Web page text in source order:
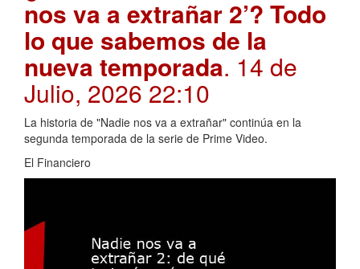
nos va a extrañar 2’? Todo
lo que sabemos de la
nueva temporada. 14 de
Julio, 2026 22:10
La historia de "Nadie nos va a extrañar" continúa en la
segunda temporada de la serie de Prime Video.
El Financiero